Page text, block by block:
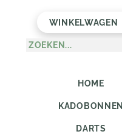
WINKELWAGEN
HOME
KADOBONNEN
DARTS